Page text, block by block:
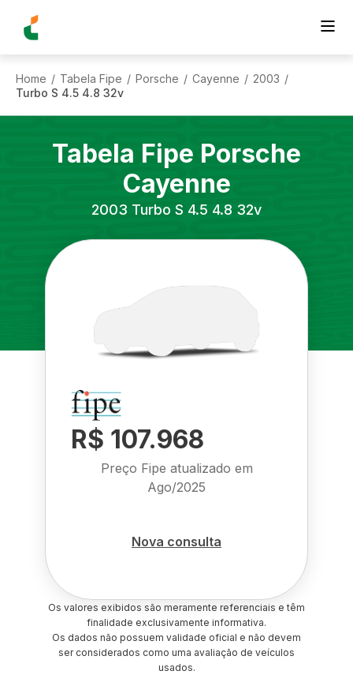
Home / Tabela Fipe / Porsche / Cayenne / 2003 /
Turbo S 4.5 4.8 32v
Tabela Fipe Porsche
Cayenne
2003 Turbo S 4.5 4.8 32v
R$ 107.968
Preço Fipe atualizado em
Ago/2025
Nova consulta
Os valores exibidos são meramente referenciais e têm
finalidade exclusivamente informativa.
Os dados não possuem validade oficial e não devem
ser considerados como uma avaliação de veículos
usados.